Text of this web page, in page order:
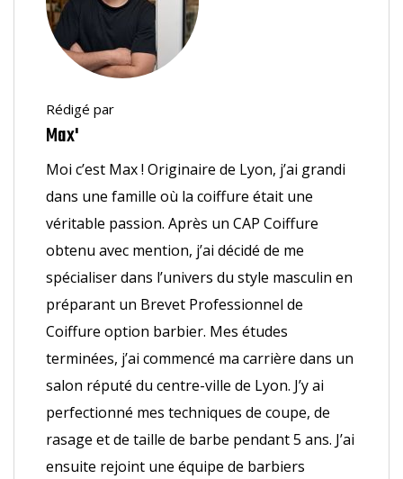
Rédigé par
Max'
Moi c’est Max ! Originaire de Lyon, j’ai grandi
dans une famille où la coiffure était une
véritable passion. Après un CAP Coiffure
obtenu avec mention, j’ai décidé de me
spécialiser dans l’univers du style masculin en
préparant un Brevet Professionnel de
Coiffure option barbier. Mes études
terminées, j’ai commencé ma carrière dans un
salon réputé du centre-ville de Lyon. J’y ai
perfectionné mes techniques de coupe, de
rasage et de taille de barbe pendant 5 ans. J’ai
ensuite rejoint une équipe de barbiers